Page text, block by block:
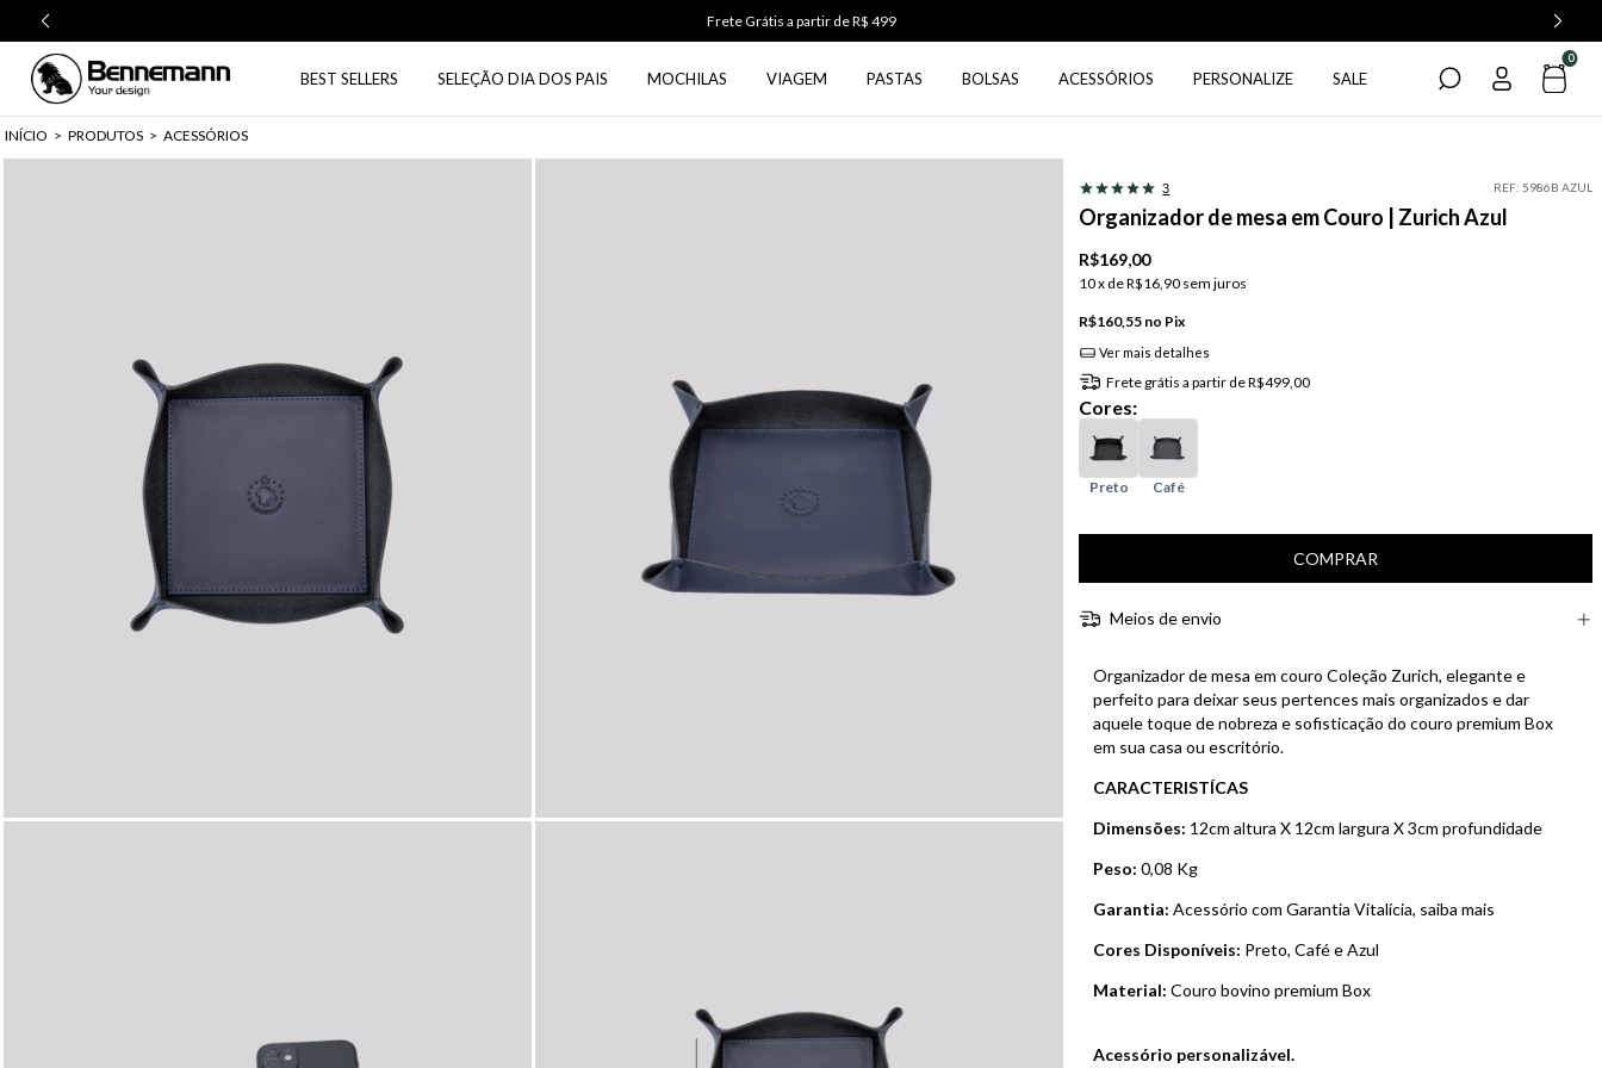
Use o cupom PRIMEIRA5 na primeira compra
BEST SELLERS SELEÇÃO DIA DOS PAIS MOCHILAS VIAGEM PASTAS BOLSAS ACESSÓRIOS PERSONALIZE SALE
0
INÍCIO > PRODUTOS > ACESSÓRIOS
3 REF: 5986B AZUL
Organizador de mesa em Couro | Zurich Azul
R$169,00
10x deR$16,90 sem juros
R$160,55 Pix
Ver mais detalhes
Frete grátis a partir deR$499,00
Cores:
Meios de envio
Organizador de mesa em couro Coleção Zurich, elegante e
perfeito para deixar seus pertences mais organizados e dar
aquele toque de nobreza e sofisticação do couro premium Box
em sua casa ou escritório.
CARACTERISTÍCAS
Dimensões: 12cm altura X 12cm largura X 3cm profundidade
Peso:0,08 Kg
Garantia:Acessório com Garantia Vitalícia, saiba mais
Cores Disponíveis: Preto, Café e Azul
Material:Couro bovino premium Box
Acessório personalizável.